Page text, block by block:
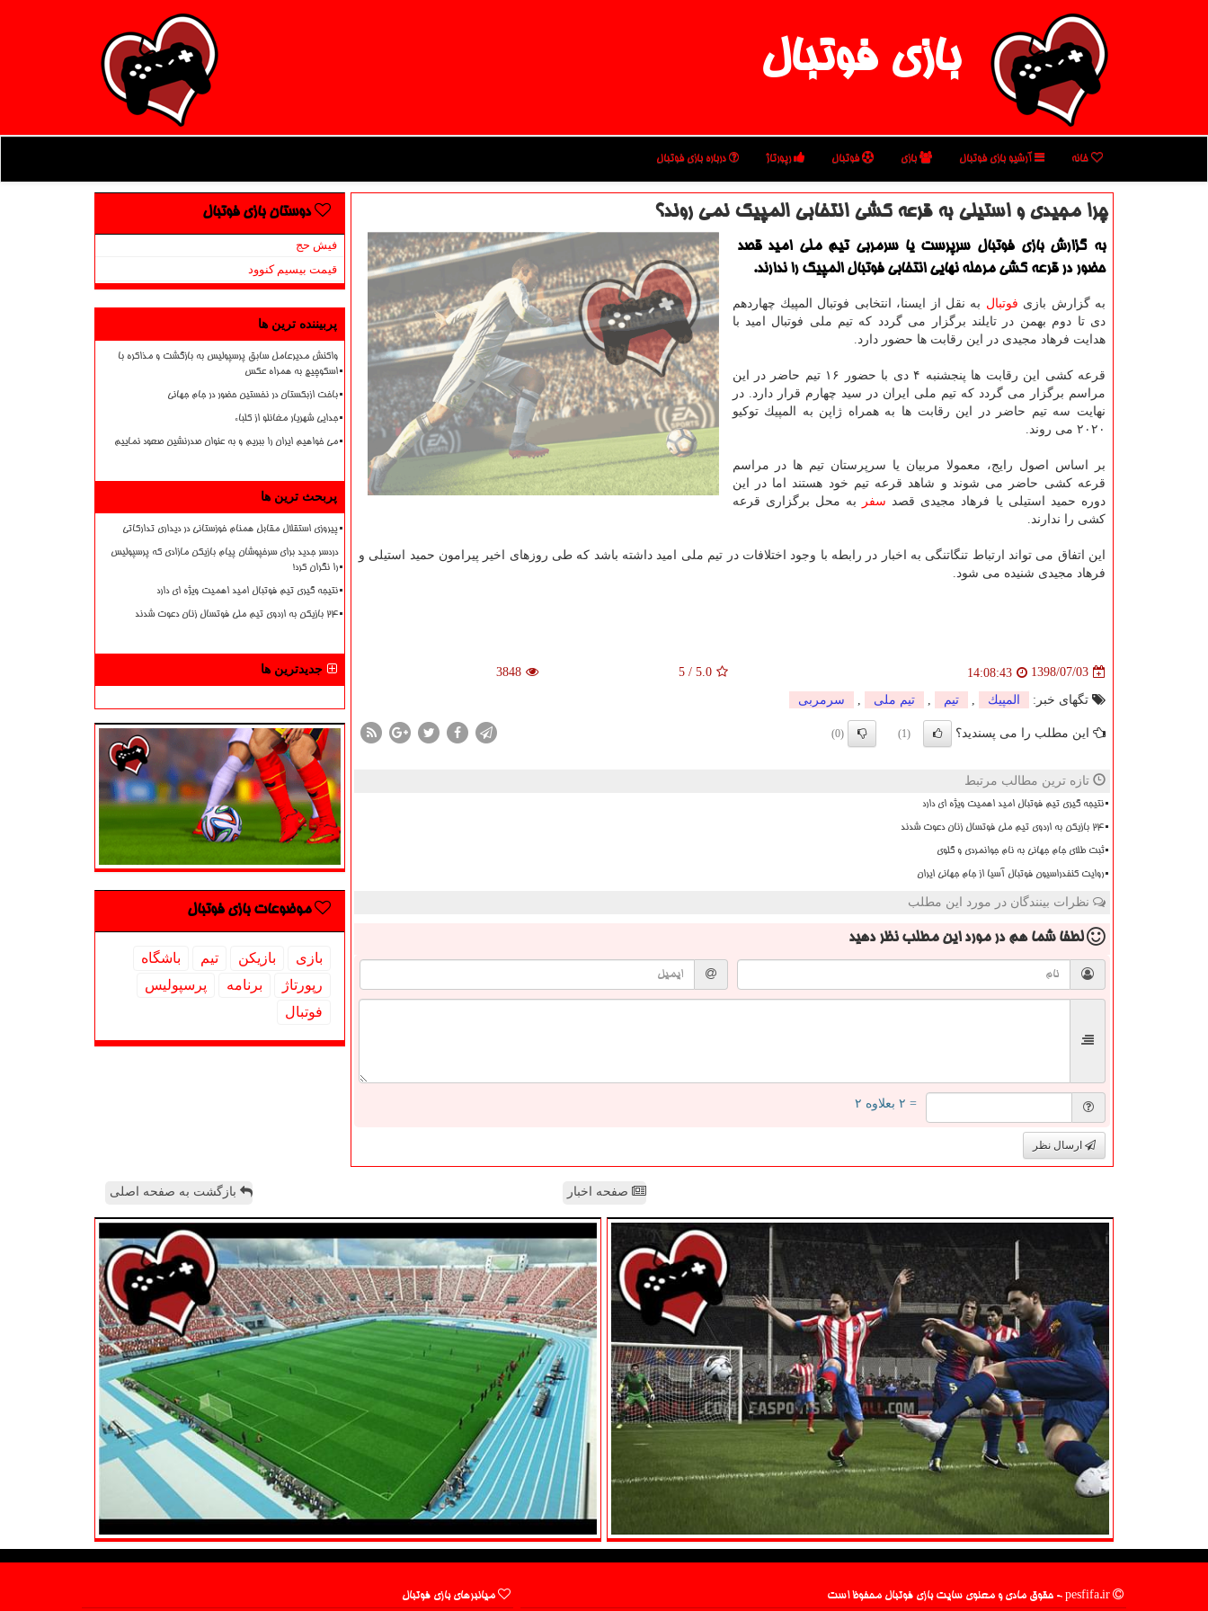
بازی فوتبال
خانه آرشیو بازی فوتبال بازی فوتبال رپورتاژ درباره بازی فوتبال
چرا مجیدی و استیلی به قرعه كشی انتخابی المپیك نمی روند؟
به گزارش بازی فوتبال سرپرست یا سرمربی تیم ملی امید قصد
حضور در قرعه كشی مرحله نهایی انتخابی فوتبال المپیك را ندارند.
به گزارش بازی فوتبال به نقل از ایسنا، انتخابی فوتبال المپیك چهاردهم
دی تا دوم بهمن در تایلند برگزار می گردد كه تیم ملی فوتبال امید با
هدایت فرهاد مجیدی در این رقابت ها حضور دارد.
قرعه كشی این رقابت ها پنجشنبه ۴ دی با حضور ۱۶ تیم حاضر در این
مراسم برگزار می گردد كه تیم ملی ایران در سید چهارم قرار دارد. در
نهایت سه تیم حاضر در این رقابت ها به همراه ژاپن به المپیك توكیو
۲۰۲۰ می روند.
بر اساس اصول رایج، معمولا مربیان یا سرپرستان تیم ها در مراسم
قرعه كشی حاضر می شوند و شاهد قرعه تیم خود هستند اما در این
دوره حمید استیلی یا فرهاد مجیدی قصد سفر
به محل برگزاری قرعه
كشی را ندارند.
این اتفاق می تواند ارتباط تنگاتنگی به اخبار در رابطه با وجود اختلافات در تیم ملی امید داشته باشد كه طی روزهای اخیر پیرامون حمید استیلی و
فرهاد مجیدی شنیده می شود.
1398/07/03
14:08:43
5.0
/
5
3848
تگهای خبر: المپیك تیم تیم ملی سرمربی
این مطلب را می پسندید؟ (1)
(0)
تازه ترین مطالب مرتبط
نتیجه گیری تیم فوتبال امید اهمیت ویژه ای دارد
۲۴ بازیکن به اردوی تیم ملی فوتسال زنان دعوت شدند
ثبت طلای جام جهانی به نام جوانمردی و گلوی
روایت کنفدراسیون فوتبال آسیا از جام جهانی ایران
نظرات بینندگان در مورد این مطلب
لطفا شما همدر مورد این مطلب نظر دهید
= ۲ بعلاوه ۲
ارسال نظر
دوستان بازی فوتبال
فیش حج
قیمت بیسیم کنوود
پربیننده ترین ها
واکنش مدیرعامل سابق پرسپولیس به بازگشت و مذاکره با
اسکوچیچ به همراه عکس
باخت ازبکستان در نخستین حضور در جام جهانی
جدایی شهریار مغانلو از کلباء
می خواهیم ایران را ببریم و به عنوان صدرنشین صعود نماییم
پربحث ترین ها
پیروزی استقلال مقابل همنام خوزستانی در دیداری تدارکاتی
دردسر جدید برای سرخپوشان پیام بازیکن مازادی که پرسپولیس
را نگران کرد!
نتیجه گیری تیم فوتبال امید اهمیت ویژه ای دارد
۲۴ بازیکن به اردوی تیم ملی فوتسال زنان دعوت شدند
جدیدترین ها
موضوعات بازی فوتبال
بازی بازیكن تیم
باشگاه
رپورتاژ
برنامه
پرسپولیس
فوتبال
صفحه اخبار بازگشت به صفحه اصلی
میانبرهای بازی فوتبال